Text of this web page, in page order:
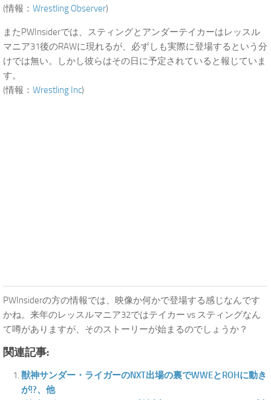
(情報： Wrestling Observer)
またPWInsiderでは、スティングとアンダーテイカーはレッスル
マニア31後のRAWに現れるが、必ずしも実際に登場するという分
けでは無い。しかし彼らはその日に予定されていると報じていま
す。
(情報： Wrestling Inc)
PWInsiderの方の情報では、映像か何かで登場する感じなんです
かね。来年のレッスルマニア32ではテイカー vs スティングなん
て噂がありますが、そのストーリーが始まるのでしょうか？
関連記事:
獣神サンダー・ライガーのNXT出場の裏でWWEとROHに動き
が!?、他